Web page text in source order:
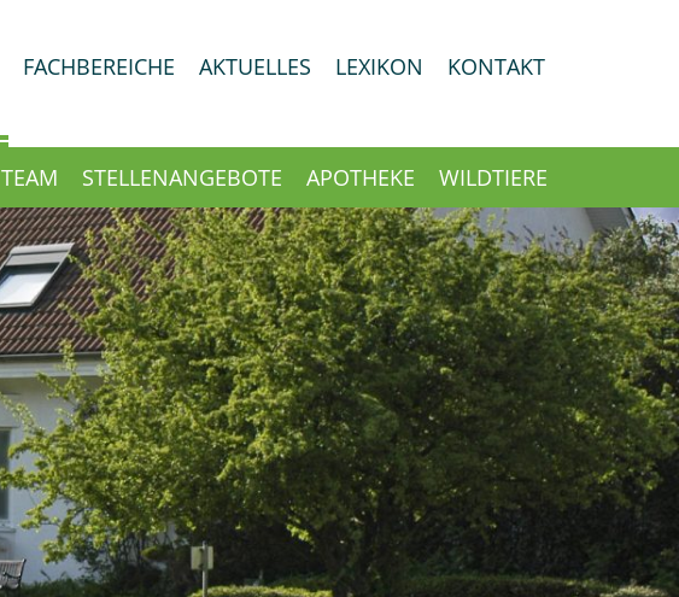
TEAM STELLENANGEBOTE APOTHEKE WILDTIERE
FACHBEREICHE AKTUELLES LEXIKON KONTAKT